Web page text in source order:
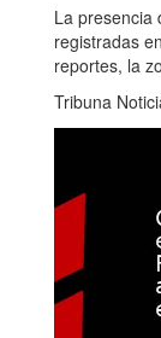
La presencia
registradas
reportes, la
Tribuna